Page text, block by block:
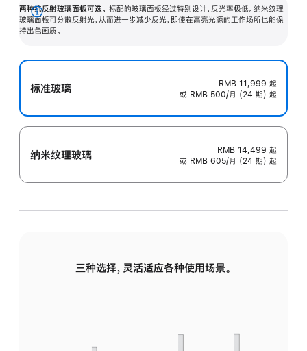
两种抗反射玻璃面板可选。 标配的玻璃面板经过特别设计，反光率极低。纳米纹理
玻璃面板可分散反射光，从而进一步减少反光，即使在高亮光源的工作场所也能保
持出色画质。
展
开
标准玻璃 RMB 11,999 起
或 RMB 500/月 (24 期) 起
纳米纹理玻璃 RMB 14,499 起
或 RMB 605/月 (24 期) 起
三种选择，灵活适应各种使用场景。